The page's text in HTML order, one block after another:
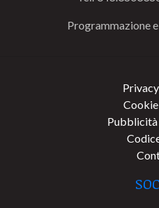
Programmazione